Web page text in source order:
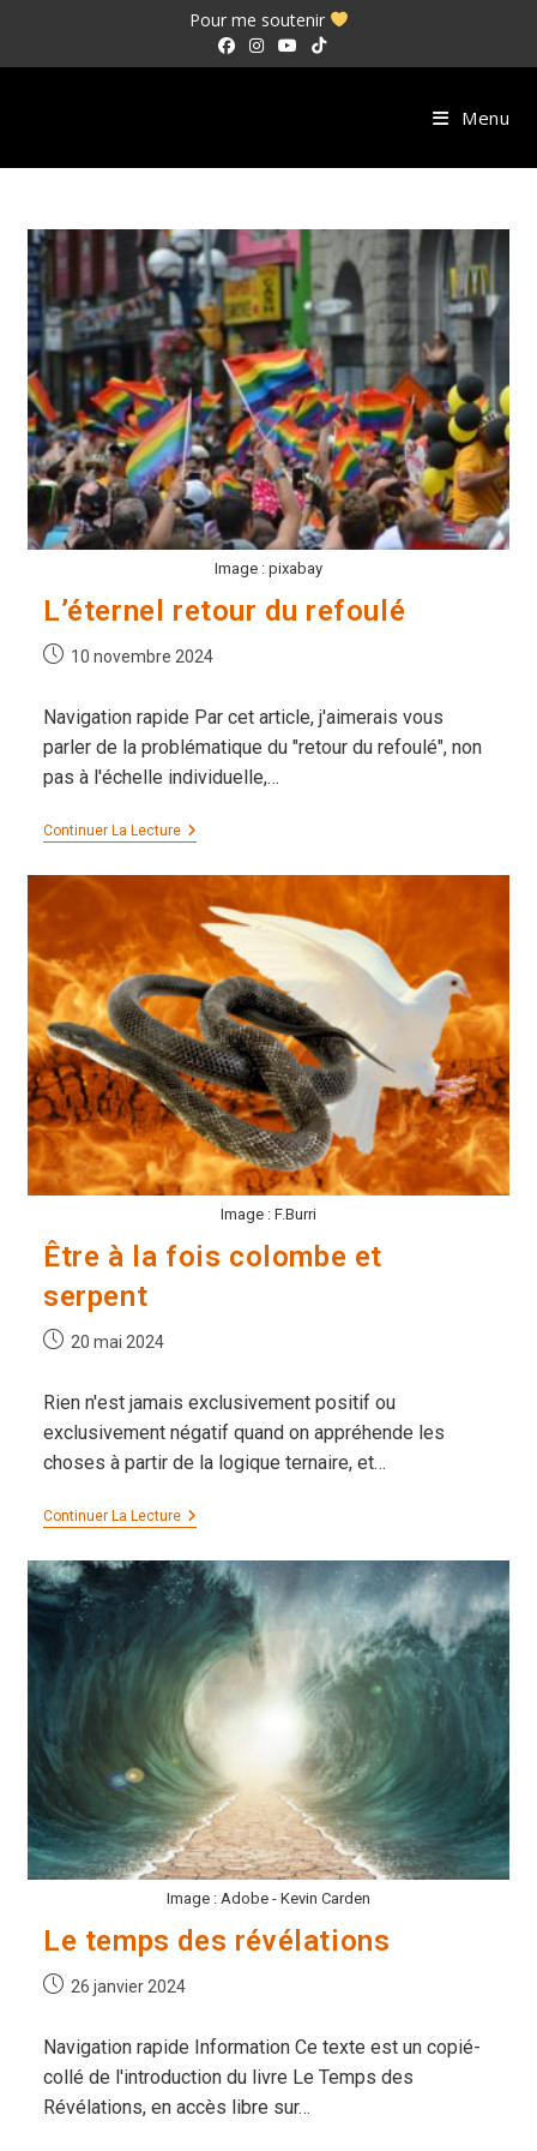
Pour me soutenir
Menu
Image : pixabay
L’éternel retour du refoulé
Publication
10 novembre 2024
Navigation rapide Par cet article, j'aimerais vous
parler de la problématique du "retour du refoulé", non
pas à l'échelle individuelle,…
Continuer La LectureL’éternel
Refoulé
Image : F.Burri
Être à la fois colombe et
serpent
Publication
20 mai 2024
Rien n'est jamais exclusivement positif ou
exclusivement négatif quand on appréhende les
choses à partir de la logique ternaire, et…
Continuer La LectureÊtre
Fois
Colombe
Serpent
Image : Adobe - Kevin Carden
Le temps des révélations
Publication
26 janvier 2024
Navigation rapide Information Ce texte est un copié-
collé de l'introduction du livre Le Temps des
Révélations, en accès libre sur…